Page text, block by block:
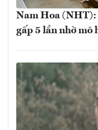
Nam Hoa (NHT):
gấp 5 lần nhờ mô